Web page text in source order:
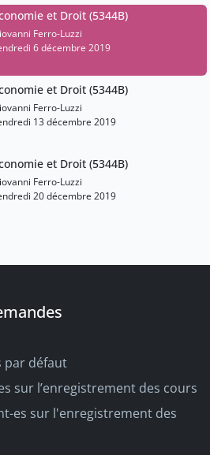
et Droit (5344B)
Ferro-Luzzi
6 décembre 2019
et Droit (5344B)
Ferro-Luzzi
13 décembre 2019
et Droit (5344B)
Ferro-Luzzi
20 décembre 2019
par défaut
sur l’enregistrement des cours
es sur l'enregistrement des